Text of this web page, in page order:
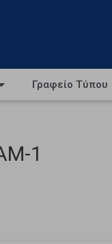
Γραφείο Τύπου
1